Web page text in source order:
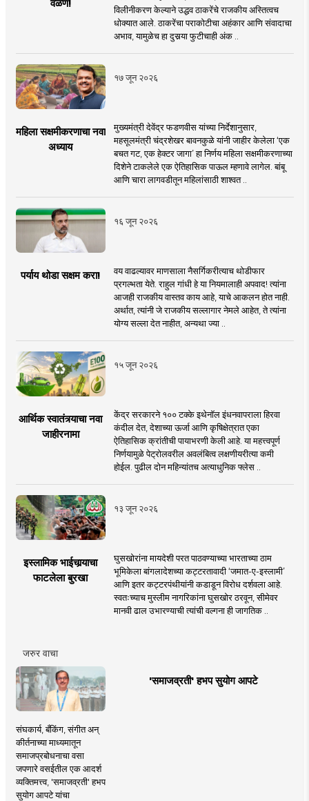
वळण!
विलीनीकरण केल्याने उद्धव ठाकरेंचे राजकीय अस्तित्वच
धोक्यात आले. ठाकरेंचा पराकोटीचा अहंकार आणि संवादाचा
अभाव, यामुळेच हा दुसर्‍या फुटीचाही अंक ..
१७ जून २०२६
महिला सक्षमीकरणाचा नवा
अध्याय
मुख्यमंत्री देवेंद्र फडणवीस यांच्या निर्देशानुसार,
महसूलमंत्री चंद्रशेखर बावनकुळे यांनी जाहीर केलेला ‘एक
बचत गट, एक हेक्टर जागा’ हा निर्णय महिला सक्षमीकरणाच्या
दिशेने टाकलेले एक ऐतिहासिक पाऊल म्हणावे लागेल. बांबू
आणि चारा लागवडीतून महिलांसाठी शाश्वत ..
१६ जून २०२६
पर्याय थोडा सक्षम करा!
वय वाढल्यावर माणसाला नैसर्गिकरीत्याच थोडीफार
प्रगल्भता येते. राहुल गांधी हे या नियमालाही अपवाद! त्यांना
आजही राजकीय वास्तव काय आहे, याचे आकलन होत नाही.
अर्थात, त्यांनी जे राजकीय सल्लागार नेमले आहेत, ते त्यांना
योग्य सल्ला देत नाहीत, अन्यथा ज्या ..
१५ जून २०२६
आर्थिक स्वातंत्र्याचा नवा
जाहीरनामा
केंद्र सरकारने १०० टक्के इथेनॉल इंधनवापराला हिरवा
कंदील देत, देशाच्या ऊर्जा आणि कृषिक्षेत्रात एका
ऐतिहासिक क्रांतीची पायाभरणी केली आहे. या महत्त्वपूर्ण
निर्णयामुळे पेट्रोलवरील अवलंबित्व लक्षणीयरीत्या कमी
होईल. पुढील दोन महिन्यांतच अत्याधुनिक फ्लेस ..
१३ जून २०२६
इस्लामिक भाईचार्‍याचा
फाटलेला बुरखा
घुसखोरांना मायदेशी परत पाठवण्याच्या भारताच्या ठाम
भूमिकेला बांगलादेशच्या कट्टरतावादी ‘जमात-ए-इस्लामी’
आणि इतर कट्टरपंथीयांनी कडाडून विरोध दर्शवला आहे.
स्वतःच्याच मुस्लीम नागरिकांना घुसखोर ठरवून, सीमेवर
मानवी ढाल उभारण्याची त्यांची वल्गना ही जागतिक ..
जरुर वाचा
'समाजव्रती' हभप सुयोग आपटे
संघकार्य, बँकिंग, संगीत अन्
कीर्तनाच्या माध्यमातून
समाजप्रबोधनाचा वसा
जपणारे वसईतील एक आदर्श
व्यक्तिमत्त्व, 'समाजव्रती' हभप
सुयोग आपटे यांचा